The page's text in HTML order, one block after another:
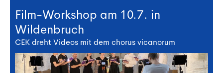
Film-Workshop am 10.7. in
Wildenbruch
CEK dreht Videos mit dem chorus vicanorum